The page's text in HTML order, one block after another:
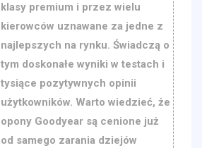
klasy premium i przez wielu
kierowców uznawane za jedne z
najlepszych na rynku. Świadczą o
tym doskonałe wyniki w testach i
tysiące pozytywnych opinii
użytkowników. Warto wiedzieć, że
opony Goodyear są cenione już
od samego zarania dziejów